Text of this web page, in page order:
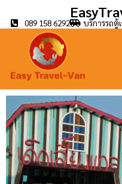
089 158 6292 บริการรถตู้